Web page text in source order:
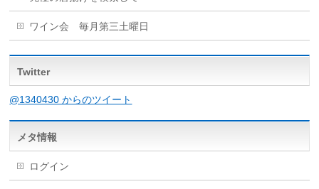
ワイン会 毎月第三土曜日
Twitter
@1340430 からのツイート
メタ情報
ログイン